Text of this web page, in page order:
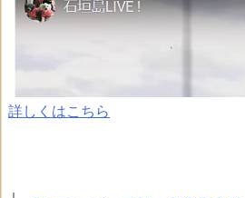
詳しくはこちら